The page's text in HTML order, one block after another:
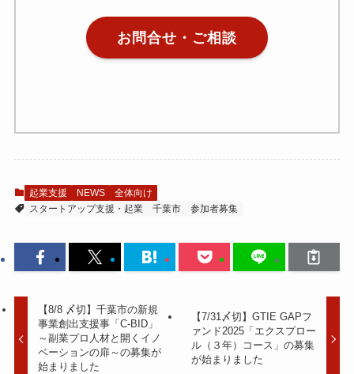
お問合せ・ご相談
起業支援 NEWS
全体向け
スタートアップ支援・起業
千葉市 参加者募集
【8/8 〆切】千葉市の新規
事業創出支援事「C-BID」
～副業プロ人材と開くイノ
ベーションの扉～の募集が
始まりました
【7/31〆切】GTIE GAPフ
ァンド2025「エクスプロー
ル（３年）コース」の募集
が始まりました